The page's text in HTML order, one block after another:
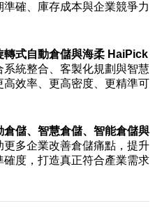
確、庫存成本與企業競爭力
轉式自動倉儲與海柔 HaiPick
系統整合、客製化規劃與智慧
效率、更高密度、更精準可
倉儲、智慧倉儲、智能倉儲與
更多企業改善倉儲痛點，提升
度，打造真正符合產業需求